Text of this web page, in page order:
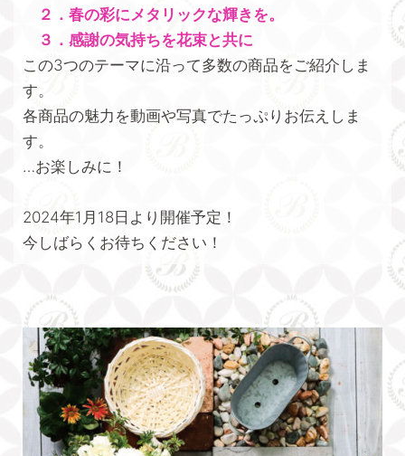
２．春の彩にメタリックな輝きを。
３．感謝の気持ちを花束と共に
この3つのテーマに沿って多数の商品をご紹介しま
す。
各商品の魅力を動画や写真でたっぷりお伝えしま
す。
…お楽しみに！
2024年1月18日より開催予定！
今しばらくお待ちください！